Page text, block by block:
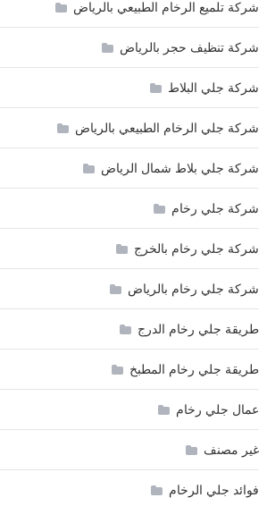
شركة تلميع الرخام الطبيعي بالرياض
شركة تنظيف حجر بالرياض
شركة جلي البلاط
شركة جلي الرخام الطبيعي بالرياض
شركة جلي بلاط شمال الرياض
شركة جلي رخام
شركة جلي رخام بالخرج
شركة جلي رخام بالرياض
طريقة جلي رخام الدرج
طريقة جلي رخام المطبخ
عمال جلي رخام
غير مصنف
فوائد جلي الرخام